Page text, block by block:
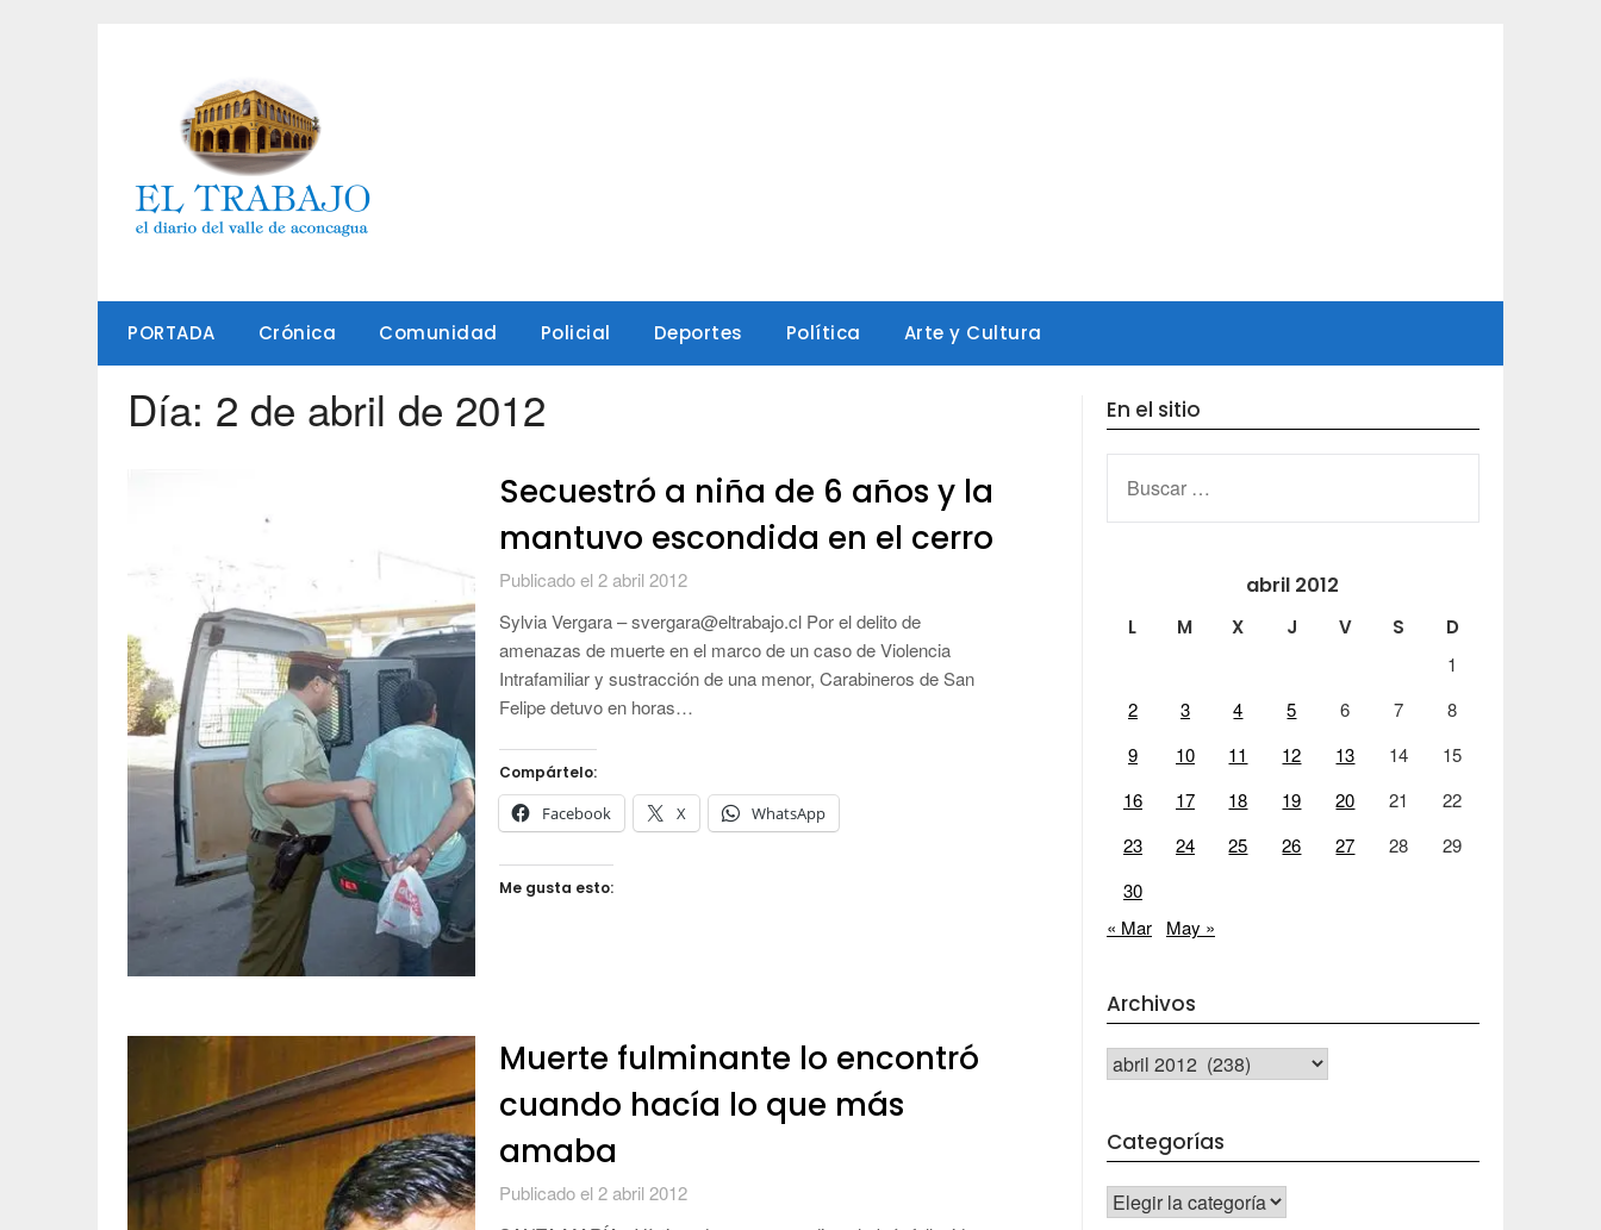
PORTADA Crónica Comunidad Policial Deportes Política Arte y Cultura
Día: 2 de abril de 2012
Secuestró a niña de 6 años y la
mantuvo escondida en el cerro
Publicado el 2 abril 2012
Sylvia Vergara – svergara@eltrabajo.cl Por el delito de
amenazas de muerte en el marco de un caso de Violencia
Intrafamiliar y sustracción de una menor, Carabineros de San
Felipe detuvo en horas…
Compártelo:
Facebook X WhatsApp
Me gusta esto:
Muerte fulminante lo encontró
cuando hacía lo que más
amaba
Publicado el 2 abril 2012
En el sitio
abril 2012
L M X J V S
D
1
2
3 4 5 6 7
8
9
10 11 12 13 14
15
16
17 18 19 20 21
22
23
24 25 26 27 28
29
30
« Mar
May »
Archivos
Archivos
Categorías
CATEGORÍAS